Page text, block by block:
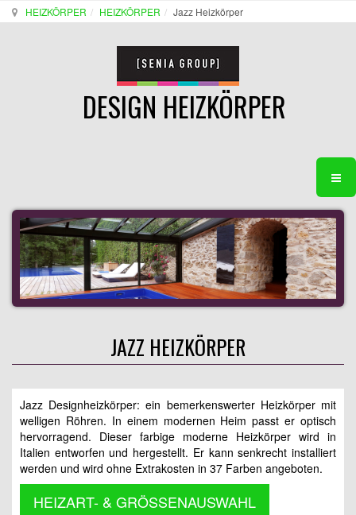
HEIZKÖRPER HEIZKÖRPER Jazz Heizkörper
DESIGN HEIZKÖRPER
JAZZ HEIZKÖRPER
Jazz Designheizkörper: ein bemerkenswerter Heizkörper mit
welligen Röhren. In einem modernen Heim passt er optisch
hervorragend. Dieser farbige moderne Heizkörper wird in
Italien entworfen und hergestellt. Er kann senkrecht installiert
werden und wird ohne Extrakosten in 37 Farben angeboten.
HEIZART- & GRÖSSENAUSWAHL